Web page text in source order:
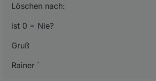
Löschen nach:
ist 0 = Nie?
Gruß
Rainer `